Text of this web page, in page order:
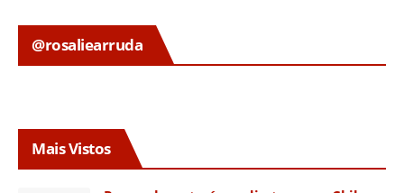
@rosaliearruda
Mais Vistos